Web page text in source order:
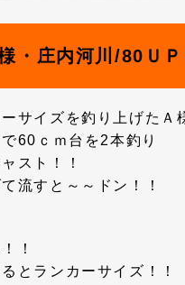
様・庄内河川/80Ｕ
サイズを釣り上げたＡ
60ｃｍ台を2本釣り
スト！！
流すと～～ドン！！
！
とランカーサイズ！！